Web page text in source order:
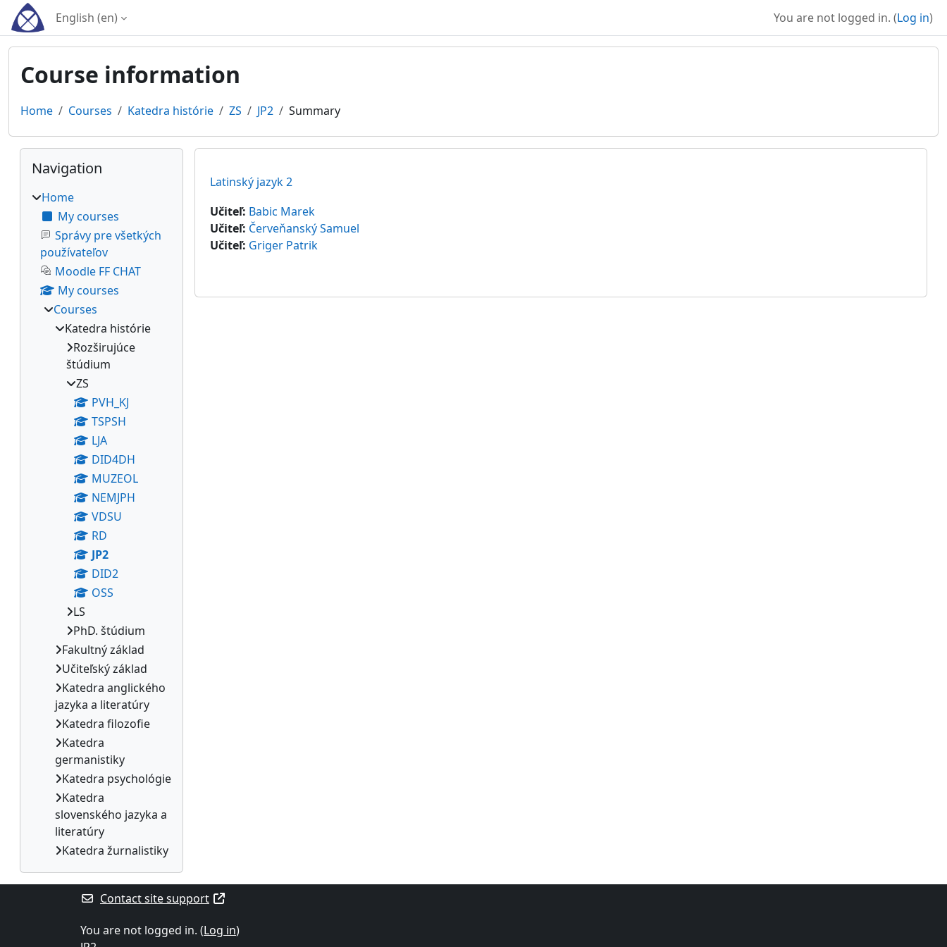
Skip to main content
English ‎(en)‎ You are not logged in. (Log in)
Course information
Home Courses Katedra histórie ZS JP2 Summary
Latinský jazyk 2
Učiteľ: Babic Marek
Učiteľ: Červeňanský Samuel
Učiteľ: Griger Patrik
Blocks
Skip Navigation
Navigation
Home
My courses
Správy pre všetkých
používateľov
Moodle FF CHAT
My courses
Courses
Katedra histórie
Rozširujúce
štúdium
ZS
PVH_KJ
TSPSH
LJA
DID4DH
MUZEOL
NEMJPH
VDSU
RD
JP2
DID2
OSS
LS
PhD. štúdium
Fakultný základ
Učiteľský základ
Katedra anglického
jazyka a literatúry
Katedra filozofie
Katedra
germanistiky
Katedra psychológie
Katedra
slovenského jazyka a
literatúry
Katedra žurnalistiky
Contact site support
You are not logged in. (Log in)